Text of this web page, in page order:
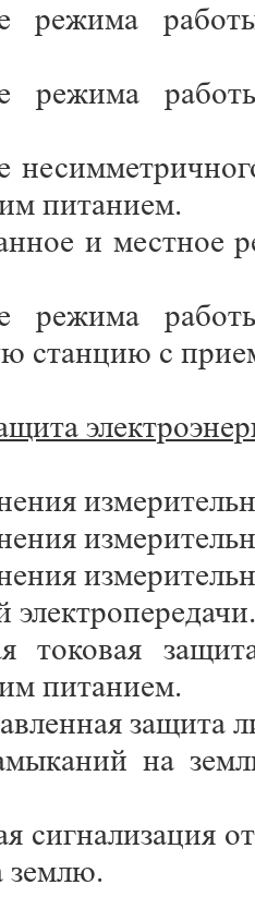
режима
режима
питанием.
и местное
режима
станцию с
токовая
питанием.
защита
на
сигнализация
землю.